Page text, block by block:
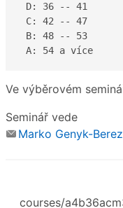
D: 36 -- 41
C: 42 -- 47
B: 48 -- 53
A: 54 a více
Ve výběrovém
Seminář vede
Marko Genyk-
courses/